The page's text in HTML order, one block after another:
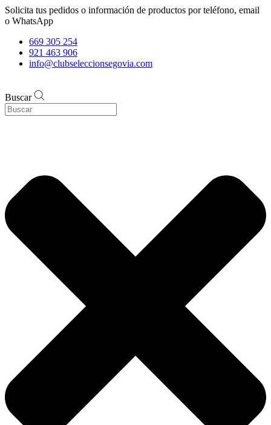
Solicita tus pedidos o información de productos por teléfono, email
o WhatsApp
669 305 254
921 463 906
info@clubseleccionsegovia.com
Buscar